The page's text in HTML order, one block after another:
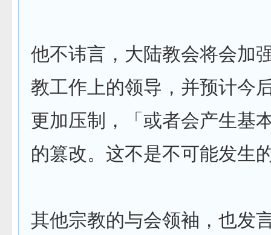
他不讳言，大陆教会将会加
教工作上的领导，并预计今
更加压制，「或者会产生基
的篡改。这不是不可能发生
其他宗教的与会领袖，也发